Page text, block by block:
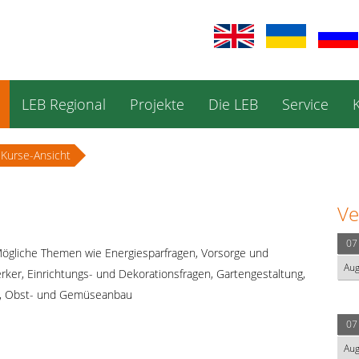
LEB Regional Projekte Die LEB Service
Kurse-Ansicht
Themen wie Energiesparfragen, Vorsorge und
Einrichtungs- und Dekorationsfragen, Gartengestaltung,
Obst- und Gemüseanbau
07
Aug
07
Aug